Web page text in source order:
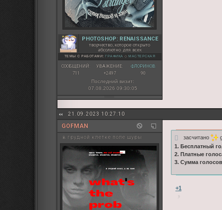
PHOTOSHOP: RENAISSANCE
творчество, которое открыто
абсолютно для всех
ТЕМЫ С РАБОТАМИ:ГРАФИКА ◇МАСТЕРСКАЯ
СООБЩЕНИЙ:
711
УВАЖЕНИЕ:
+2497
ФЛОРИНОВ:
90
Последний визит:
07.08.2026 09:30:05
21.09.2023 10:27:10
GOFMAN
в грудной клетке поле шуры засчитано
1. Бесплатный
2. Платные
3. Сумма
+1